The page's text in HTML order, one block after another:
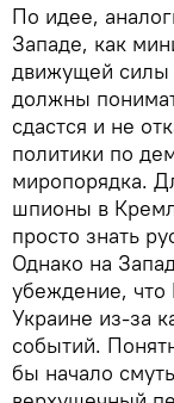
По идее,
Западе, как
движущей силы
должны
сдастся и не
политики по
миропорядка.
шпионы в
просто знать
Однако на
убеждение, что
Украине из-за
событий.
бы начало